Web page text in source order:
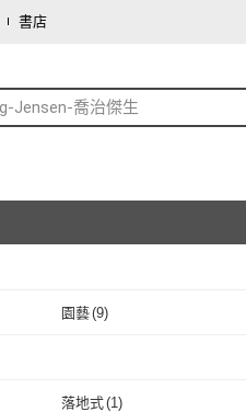
書店
Jensen-喬治傑生
園藝(9)
落地式(1)